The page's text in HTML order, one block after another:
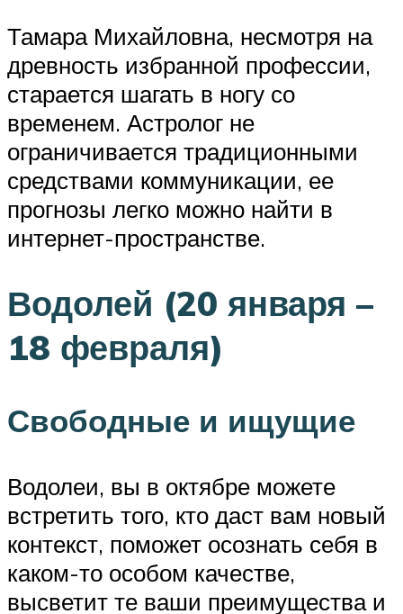
Тамара Михайловна, несмотря на
древность избранной профессии,
старается шагать в ногу со
временем. Астролог не
ограничивается традиционными
средствами коммуникации, ее
прогнозы легко можно найти в
интернет-пространстве.
Водолей (20 января –
18 февраля)
Свободные и ищущие
Водолеи, вы в октябре можете
встретить того, кто даст вам новый
контекст, поможет осознать себя в
каком-то особом качестве,
высветит те ваши преимущества и